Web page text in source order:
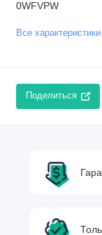
0WFVPW
Все характеристики
Поделиться